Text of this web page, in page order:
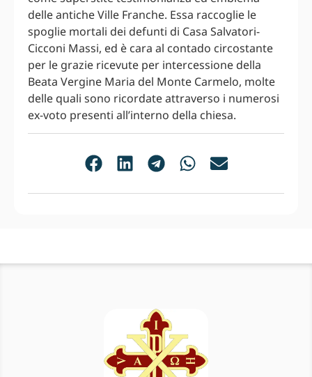
delle antiche Ville Franche. Essa raccoglie le
spoglie mortali dei defunti di Casa Salvatori-
Cicconi Massi, ed è cara al contado circostante
per le grazie ricevute per intercessione della
Beata Vergine Maria del Monte Carmelo, molte
delle quali sono ricordate attraverso i numerosi
ex-voto presenti all’interno della chiesa.